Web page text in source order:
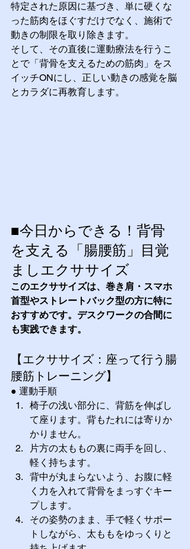
特定された原因に基づき、単に硬くな
った筋肉をほぐすだけでなく、施術で
動きの制限を取り除きます。
そして、その直後に運動療法を行うこ
とで「背骨を支えるための筋肉」をス
イッチONにし、正しい動きの感覚を脳
とカラダに再教育します。
■今日からできる！背骨
を支える「腸腰筋」目覚
ましエクササイズ
このエクササイズは、巻き肩・スマホ
首型やストレートバック型の方に特に
おすすめです。デスクワークの合間に
も実践できます。
【エクササイズ：座って行う腸
腰筋トレーニング】
● 運動手順
椅子の浅い部分に、背筋を伸ばし
て座ります。背もたれには寄りか
かりません。
片方の太ももの裏に両手を回し、
軽く持ちます。
背中が丸まらないよう、お腹に軽
く力を入れて背骨をまっすぐキー
プします。
その姿勢のまま、手で軽くサポー
トしながら、太ももをゆっくりと